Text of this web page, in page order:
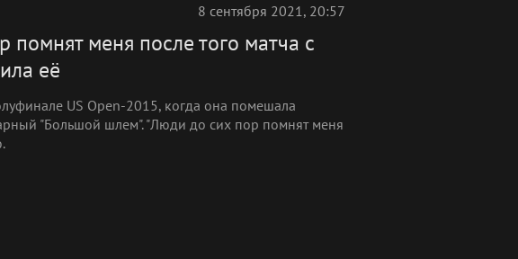
8 сентября 2021, 20:57
меня после того матча с
её
US Open-2015, когда она помешала
"Большой шлем". "Люди до сих пор помнят меня